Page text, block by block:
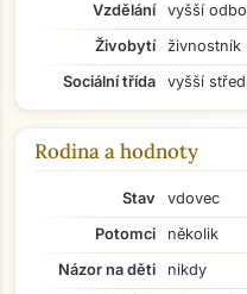
Vzdělání
vyšší
Živobytí
živnostník
Sociální třída
vyšší
Rodina a hodnoty
Stav
vdovec
Potomci
několik
Názor na děti
nikdy